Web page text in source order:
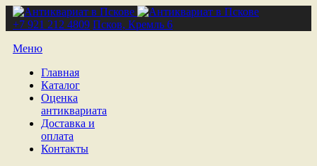
+7 921 212 4809 Псков, Кремль 6
Меню
Главная
Каталог
Оценка
антиквариата
Доставка и
оплата
Контакты